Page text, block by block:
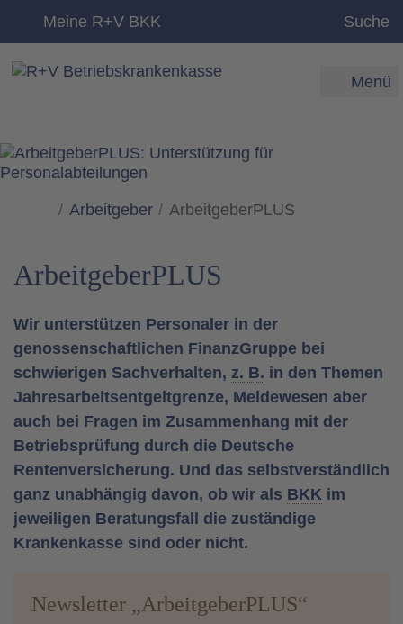
Meine R+V BKK Suche
Menü
Arbeitgeber ArbeitgeberPLUS
ArbeitgeberPLUS
Wir unterstützen Personaler in der
genossenschaftlichen FinanzGruppe bei
schwierigen Sachverhalten, z. B. in den Themen
Jahresarbeitsentgeltgrenze, Meldewesen aber
auch bei Fragen im Zusammenhang mit der
Betriebsprüfung durch die Deutsche
Rentenversicherung. Und das selbstverständlich
ganz unabhängig davon, ob wir als BKK im
jeweiligen Beratungsfall die zuständige
Krankenkasse sind oder nicht.
Newsletter „ArbeitgeberPLUS“